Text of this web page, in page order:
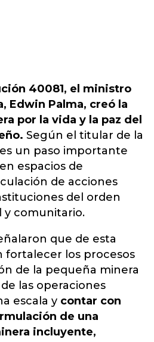
40081, el ministro
Edwin Palma, creó la
por la vida y la paz del
Según el titular de la
un paso importante
espacios de
de acciones
del orden
y comunitario.
que de esta
fortalecer los procesos
de la pequeña minera
las operaciones
escala y contar con
de una
incluyente,